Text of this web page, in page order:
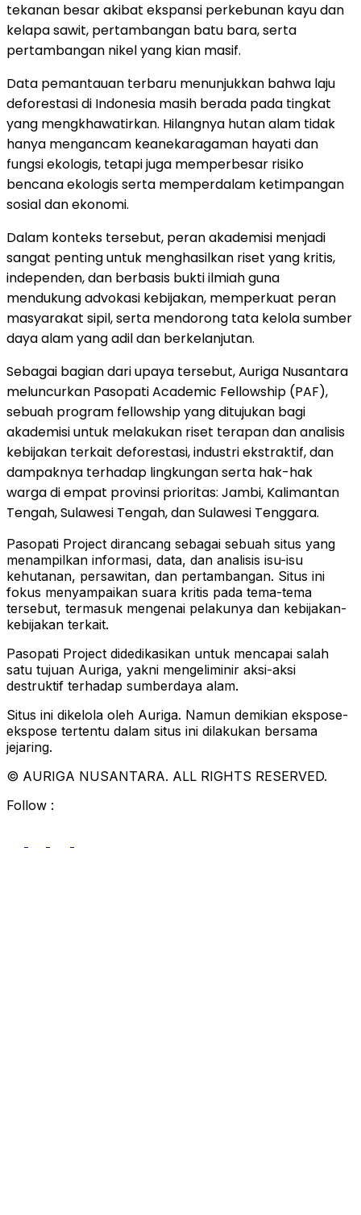
tekanan besar akibat ekspansi perkebunan kayu dan
kelapa sawit, pertambangan batu bara, serta
pertambangan nikel yang kian masif.
Data pemantauan terbaru menunjukkan bahwa laju
deforestasi di Indonesia masih berada pada tingkat
yang mengkhawatirkan. Hilangnya hutan alam tidak
hanya mengancam keanekaragaman hayati dan
fungsi ekologis, tetapi juga memperbesar risiko
bencana ekologis serta memperdalam ketimpangan
sosial dan ekonomi.
Dalam konteks tersebut, peran akademisi menjadi
sangat penting untuk menghasilkan riset yang kritis,
independen, dan berbasis bukti ilmiah guna
mendukung advokasi kebijakan, memperkuat peran
masyarakat sipil, serta mendorong tata kelola sumber
daya alam yang adil dan berkelanjutan.
Sebagai bagian dari upaya tersebut, Auriga Nusantara
meluncurkan Pasopati Academic Fellowship (PAF),
sebuah program fellowship yang ditujukan bagi
akademisi untuk melakukan riset terapan dan analisis
kebijakan terkait deforestasi, industri ekstraktif, dan
dampaknya terhadap lingkungan serta hak-hak
warga di empat provinsi prioritas: Jambi, Kalimantan
Tengah, Sulawesi Tengah, dan Sulawesi Tenggara.
Pasopati Project dirancang sebagai sebuah situs yang
menampilkan informasi, data, dan analisis isu-isu
kehutanan, persawitan, dan pertambangan. Situs ini
fokus menyampaikan suara kritis pada tema-tema
tersebut, termasuk mengenai pelakunya dan kebijakan-
kebijakan terkait.
Pasopati Project didedikasikan untuk mencapai salah
satu tujuan Auriga, yakni mengeliminir aksi-aksi
destruktif terhadap sumberdaya alam.
Situs ini dikelola oleh Auriga. Namun demikian ekspose-
ekspose tertentu dalam situs ini dilakukan bersama
jejaring.
© AURIGA NUSANTARA. ALL RIGHTS RESERVED.
Follow :